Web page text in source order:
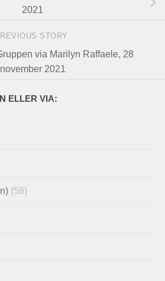
2021
STORY
via Marilyn Raffaele, 28
november 2021
ELLER VIA:
(58)